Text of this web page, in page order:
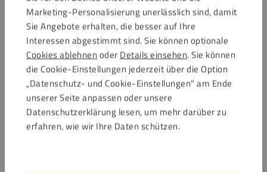
Marketing-Personalisierung unerlässlich sind, damit
Sie Angebote erhalten, die besser auf Ihre
Interessen abgestimmt sind. Sie können optionale
Cookies ablehnen oder Details einsehen. Sie können
die Cookie-Einstellungen jederzeit über die Option
„Datenschutz- und Cookie-Einstellungen" am Ende
unserer Seite anpassen oder unsere
Datenschutzerklärung lesen, um mehr darüber zu
erfahren, wie wir Ihre Daten schützen.
Wie viel Kleber benötige ich für mein Projekt?
Muss ich die Oberfläche vor dem Kleben
vorbehandeln?
Wie lange kann ich die Teile positionieren, bevor der
Kleber aushärtet?
Warum härtet mein Kleber nicht aus?